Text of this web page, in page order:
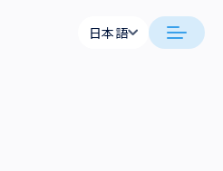
日本語
日本語